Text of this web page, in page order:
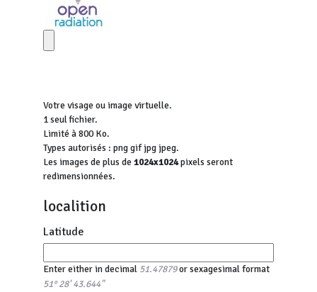
Votre visage ou image virtuelle.
1 seul fichier.
Limité à 800 Ko.
Types autorisés : png gif jpg jpeg.
Les images de plus de 1024x1024pixels seront
redimensionnées.
localition
Latitude
Enter either in decimal 51.47879or sexagesimal format
51° 28' 43.644"